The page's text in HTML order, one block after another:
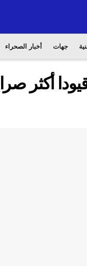
جهات أخبار الصحراء
أكثر